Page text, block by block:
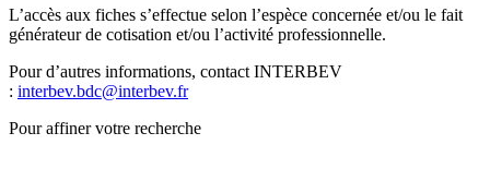
L’accès aux fiches s’effectue selon l’espèce concernée et/ou le fait
générateur de cotisation et/ou l’activité professionnelle.
Pour d’autres informations, contact INTERBEV
: interbev.bdc@interbev.fr
Pour affiner votre recherche